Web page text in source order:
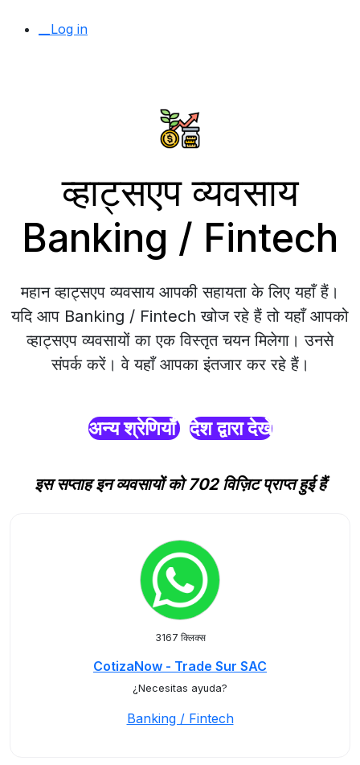
__Log in
व्हाट्सएप व्यवसाय
Banking / Fintech
महान व्हाट्सएप व्यवसाय आपकी सहायता के लिए यहाँ हैं।
यदि आप Banking / Fintech खोज रहे हैं तो यहाँ आपको
व्हाट्सएप व्यवसायों का एक विस्तृत चयन मिलेगा। उनसे
संपर्क करें। वे यहाँ आपका इंतजार कर रहे हैं।
अन्य श्रेणियाँ देश द्वारा देखें
इस सप्ताह इन व्यवसायों को 702 विज़िट प्राप्त हुई हैं
3167 क्लिक्स
CotizaNow - Trade Sur SAC
¿Necesitas ayuda?
Banking / Fintech